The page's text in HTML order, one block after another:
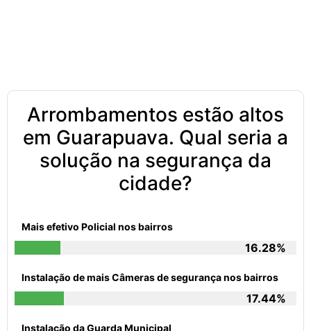
Arrombamentos estão altos
em Guarapuava. Qual seria a
solução na segurança da
cidade?
Mais efetivo Policial nos bairros
16.28%
Instalação de mais Câmeras de segurança nos bairros
17.44%
Instalação da Guarda Municipal